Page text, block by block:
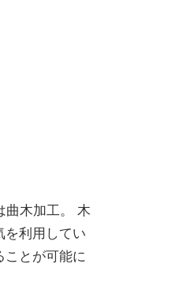
曲木加工。 木
を利用してい
ことが可能に